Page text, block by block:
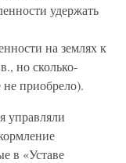
удержать
на землях к
но сколько-
приобрело).
управляли
в «Уставе